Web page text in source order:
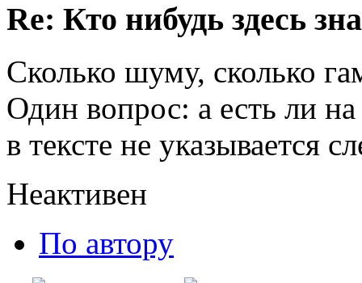
Re: Кто нибудь здесь
Сколько шуму, сколько
Один вопрос: а есть ли
в тексте не указывается
Неактивен
По автору